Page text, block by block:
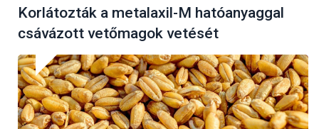
Korlátozták a metalaxil-M hatóanyaggal
csávázott vetőmagok vetését